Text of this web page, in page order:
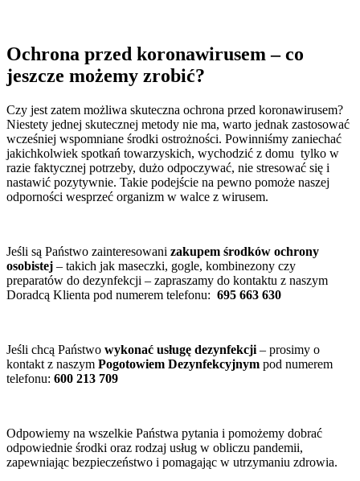
Ochrona przed koronawirusem – co
jeszcze możemy zrobić?
Czy jest zatem możliwa skuteczna ochrona przed koronawirusem?
Niestety jednej skutecznej metody nie ma, warto jednak zastosować
wcześniej wspomniane środki ostrożności. Powinniśmy zaniechać
jakichkolwiek spotkań towarzyskich, wychodzić z domu tylko w
razie faktycznej potrzeby, dużo odpoczywać, nie stresować się i
nastawić pozytywnie. Takie podejście na pewno pomoże naszej
odporności wesprzeć organizm w walce z wirusem.
Jeśli są Państwo zainteresowani zakupem środków ochrony
osobistej – takich jak maseczki, gogle, kombinezony czy
preparatów do dezynfekcji – zapraszamy do kontaktu z naszym
Doradcą Klienta pod numerem telefonu: 695 663 630
Jeśli chcą Państwo wykonać usługę dezynfekcji – prosimy o
kontakt z naszym Pogotowiem Dezynfekcyjnym pod numerem
telefonu: 600 213 709
Odpowiemy na wszelkie Państwa pytania i pomożemy dobrać
odpowiednie środki oraz rodzaj usług w obliczu pandemii,
zapewniając bezpieczeństwo i pomagając w utrzymaniu zdrowia.